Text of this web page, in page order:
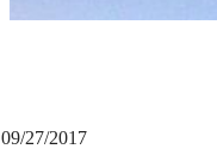
09/27/2017